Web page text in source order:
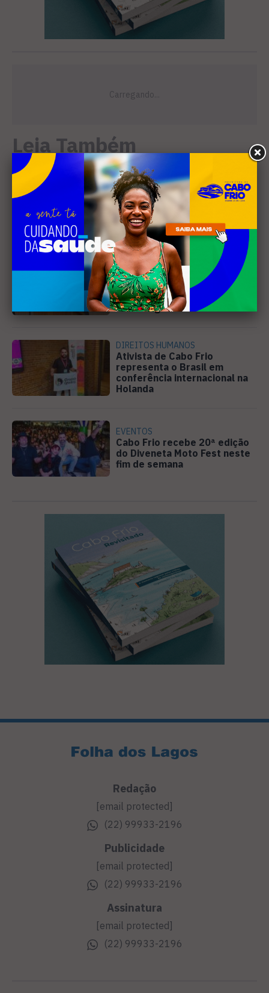
Leia Também
EDUCAÇÃO
Projeto "Interlinhas" lança
concurso de redação para
estudantes do ensino médio
em Cabo Frio
SANEAMENTO
Câmara de Búzios aprova
audiência pública para
discutir atuação e serviços
da Prolagos
DIREITOS HUMANOS
Ativista de Cabo Frio
representa o Brasil em
conferência internacional na
Holanda
EVENTOS
Cabo Frio recebe 20ª edição
do Diveneta Moto Fest neste
fim de semana
Redação
[email protected]
(22) 99933-2196
Publicidade
[email protected]
(22) 99933-2196
Assinatura
[email protected]
(22) 99933-2196